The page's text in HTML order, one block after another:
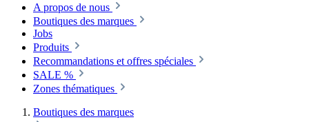
A propos de nous
Boutiques des marques
Jobs
Produits
Recommandations et offres spéciales
SALE %
Zones thématiques
Boutiques des marques